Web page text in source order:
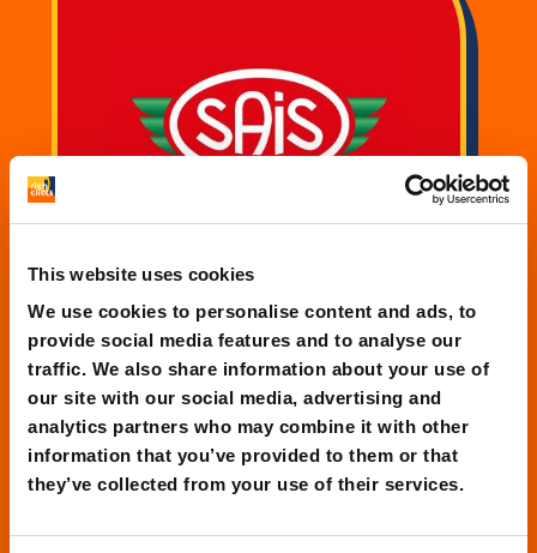
This website uses cookies
We use cookies to personalise content and ads, to
provide social media features and to analyse our
traffic. We also share information about your use of
our site with our social media, advertising and
analytics partners who may combine it with other
information that you’ve provided to them or that
they’ve collected from your use of their services.
SAIS Autolinee
Rivoluzione UX/UI per migliorare
l’esperienza utente e aumentare le
conversioni